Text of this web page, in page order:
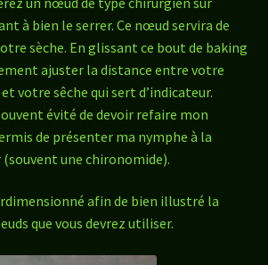
à bien le serrer. Ce nœud servira de
sèche. En glissant ce bout de baking
ajuster la distance entre votre
votre sêche qui sert d’indicateur.
évité de devoir refaire mon
de présenter ma nymphe à la
une chironomide).
afin de bien illustré la
que vous devrez utiliser.